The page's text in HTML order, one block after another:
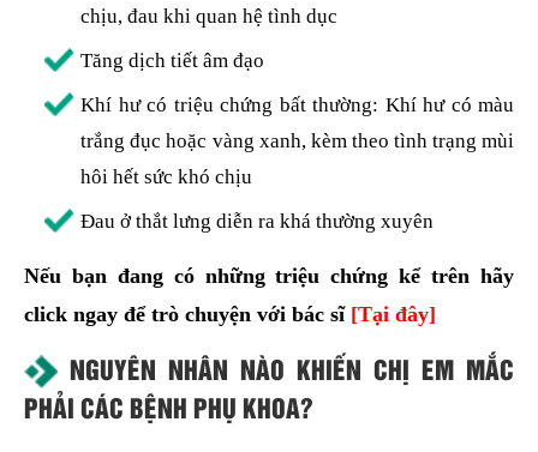
chịu, đau khi quan hệ tình dục
Tăng dịch tiết âm đạo
Khí hư có triệu chứng bất thường: Khí hư có màu
trắng đục hoặc vàng xanh, kèm theo tình trạng mùi
hôi hết sức khó chịu
Đau ở thắt lưng diễn ra khá thường xuyên
Nếu bạn đang có những triệu chứng kể trên hãy
click ngay để trò chuyện với bác sĩ[Tại đây]
NGUYÊN NHÂN NÀO KHIẾN CHỊ EM MẮC
PHẢI CÁC BỆNH PHỤ KHOA?